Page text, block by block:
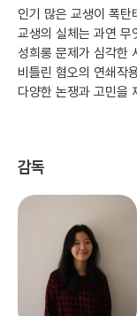
인기 많은 교생이 폭탄
교생의 실체는 과연
성희롱 문제가 심각한
비틀린 혐오의 연쇄작
다양한 논쟁과 고민을
감독